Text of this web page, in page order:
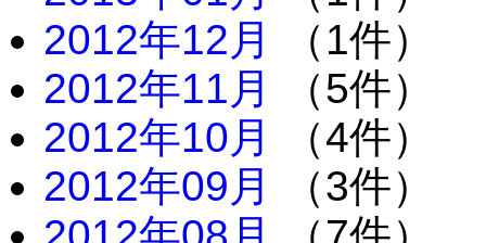
2012年12月
（1件）
2012年11月
（5件）
2012年10月
（4件）
2012年09月
（3件）